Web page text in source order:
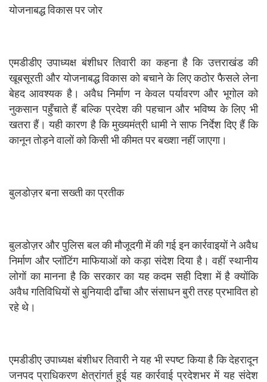
योजनाबद्ध विकास पर जोर
एमडीडीए उपाध्यक्ष बंशीधर तिवारी का कहना है कि उत्तराखंड की
खूबसूरती और योजनाबद्ध विकास को बचाने के लिए कठोर फैसले लेना
बेहद आवश्यक है। अवैध निर्माण न केवल पर्यावरण और भूगोल को
नुकसान पहुँचाते हैं बल्कि प्रदेश की पहचान और भविष्य के लिए भी
खतरा हैं। यही कारण है कि मुख्यमंत्री धामी ने साफ निर्देश दिए हैं कि
कानून तोड़ने वालों को किसी भी कीमत पर बख्शा नहीं जाएगा।
बुलडोज़र बना सख्ती का प्रतीक
बुलडोज़र और पुलिस बल की मौजूदगी में की गई इन कार्रवाइयों ने अवैध
निर्माण और प्लॉटिंग माफियाओं को कड़ा संदेश दिया है। वहीं स्थानीय
लोगों का मानना है कि सरकार का यह कदम सही दिशा में है क्योंकि
अवैध गतिविधियों से बुनियादी ढाँचा और संसाधन बुरी तरह प्रभावित हो
रहे थे।
एमडीडीए उपाध्यक्ष बंशीधर तिवारी ने यह भी स्पष्ट किया है कि देहरादून
जनपद प्राधिकरण क्षेत्रांगर्त हुई यह कार्रवाई प्रदेशभर में यह संदेश